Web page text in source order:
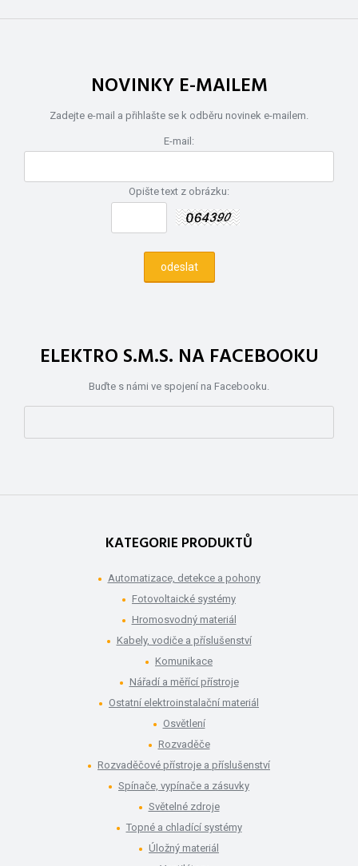
NOVINKY E-MAILEM
Zadejte e-mail a přihlašte se k odběru novinek e-mailem.
E-mail:
Opište text z obrázku:
ELEKTRO S.M.S. NA FACEBOOKU
Buďte s námi ve spojení na Facebooku.
KATEGORIE PRODUKTŮ
Automatizace, detekce a pohony
Fotovoltaické systémy
Hromosvodný materiál
Kabely, vodiče a příslušenství
Komunikace
Nářadí a měřící přístroje
Ostatní elektroinstalační materiál
Osvětlení
Rozvaděče
Rozvaděčové přístroje a příslušenství
Spínače, vypínače a zásuvky
Světelné zdroje
Topné a chladící systémy
Úložný materiál